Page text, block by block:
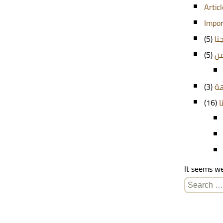
(5)
(5)
(3)
(16)
It seems
Search